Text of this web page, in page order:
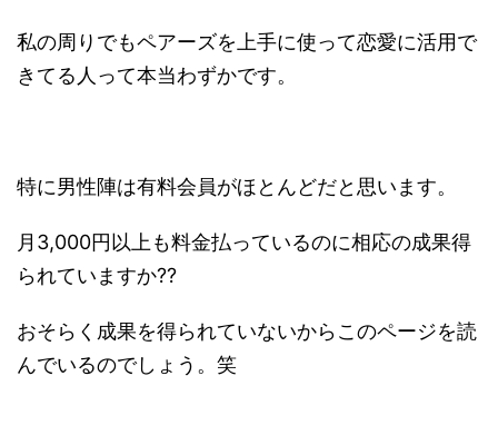
私の周りでもペアーズを上手に使って恋愛に活用で
きてる人って本当わずかです。
特に男性陣は有料会員がほとんどだと思います。
月3,000円以上も料金払っているのに相応の成果得
られていますか??
おそらく成果を得られていないからこのページを読
んでいるのでしょう。笑